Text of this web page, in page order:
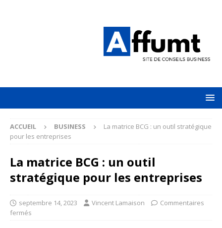
ACCUEIL BUSINESS
La matrice BCG : un outil stratégique
pour les entreprises
La matrice BCG : un outil
stratégique pour les entreprises
septembre 14, 2023 Vincent Lamaison
Commentaires
fermés